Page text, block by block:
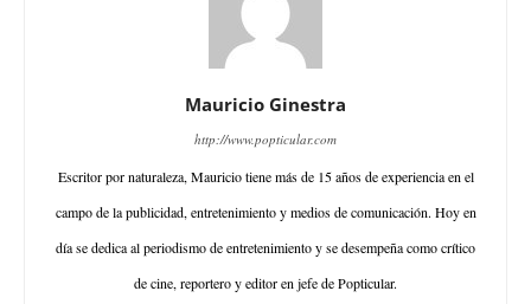
Mauricio Ginestra
http://www.popticular.com
Escritor por naturaleza, Mauricio tiene más de 15 años de experiencia en el
campo de la publicidad, entretenimiento y medios de comunicación. Hoy en
día se dedica al periodismo de entretenimiento y se desempeña como crítico
de cine, reportero y editor en jefe de Popticular.